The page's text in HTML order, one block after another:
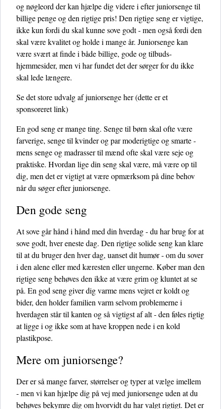
og nøgleord der kan hjælpe dig videre i efter juniorsenge til
billige penge og den rigtige pris! Den rigtige seng er vigtige,
ikke kun fordi du skal kunne sove godt - men også fordi den
skal være kvalitet og holde i mange år. Juniorsenge kan
være svært at finde i både billige, gode og tilbuds-
hjemmesider, men vi har fundet det der sørger for du ikke
skal lede længere.
Se det store udvalg af juniorsenge her(dette er et
sponsoreret link)
En god seng er mange ting. Senge til børn skal ofte være
farverige, senge til kvinder og par moderigtige og smarte -
mens senge og madrasser til mænd ofte skal være seje og
praktiske. Hvordan lige din seng skal være, må være op til
dig, men det er vigtigt at være opmærksom på dine behov
når du søger efter juniorsenge.
Den gode seng
At sove går hånd i hånd med din hverdag - du har brug for at
sove godt, hver eneste dag. Den rigtige solide seng kan klare
til at du bruger den hver dag, uanset dit humør - om du sover
i den alene eller med kæresten eller ungerne. Køber man den
rigtige seng behøves den ikke at være grim og kluntet at se
på. En god seng giver dig varme mens vejret er koldt og
bider, den holder familien varm selvom problemerne i
hverdagen står til kanten og så vigtigst af alt - den føles rigtig
at ligge i og ikke som at have kroppen nede i en kold
plastikpose.
Mere om juniorsenge?
Der er så mange farver, størrelser og typer at vælge imellem
- men vi kan hjælpe dig på vej med juniorsenge uden at du
behøves bekymre dig om hvorvidt du har valgt rigtigt. Det er